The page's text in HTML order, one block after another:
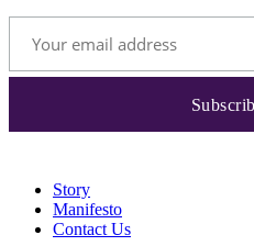
Story
Manifesto
Contact Us